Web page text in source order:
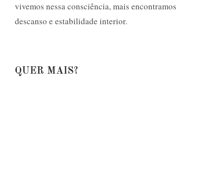
vivemos nessa consciência, mais encontramos
descanso e estabilidade interior.
QUER MAIS?